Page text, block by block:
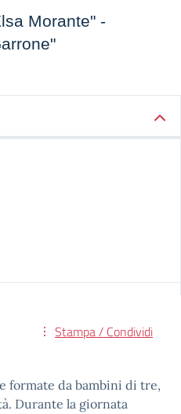
Morante" -
Stampa / Condividi
formate da bambini di tre,
Durante la giornata